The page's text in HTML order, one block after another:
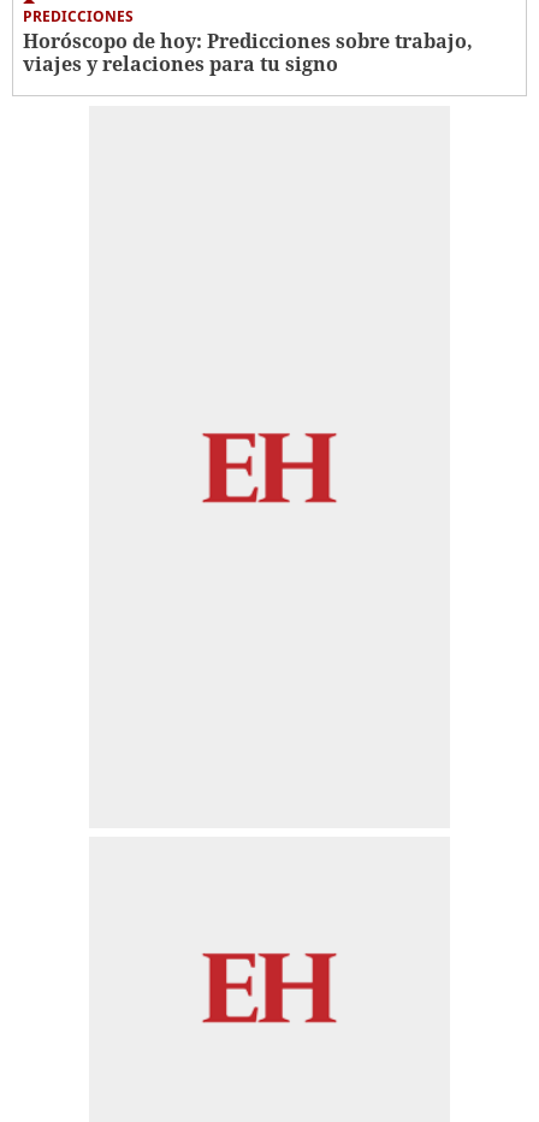
PREDICCIONES
Horóscopo de hoy: Predicciones sobre trabajo,
viajes y relaciones para tu signo